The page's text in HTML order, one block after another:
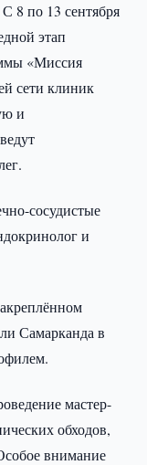
С 8 по 13 сентября
этап
«Миссия
сети клиник
и
сосудистые
и
Самарканда в
мастер-
обходов,
внимание